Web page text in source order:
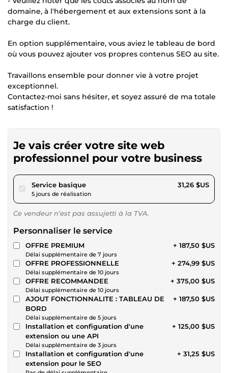
domaine, à l'hébergement et aux extensions sont à la
charge du client.
En option supplémentaire, vous aviez le tableau de bord
où vous pouvez ajouter vos propres contenus SEO au site.
Travaillons ensemble pour donner vie à votre projet
exceptionnel.
Contactez-moi sans hésiter, et soyez assuré de ma totale
satisfaction !
Je vais créer votre site web
professionnel pour votre business
Service basiquepour 28,80 $US
5 jours de réalisation
31,26 $US
Ce vendeur n’est pas assujetti à la TVA.
Personnaliser le service
OFFRE PREMIUM
Délai supplémentaire de 7 jours
+ 187,50 $US
OFFRE PROFESSIONNELLE
Délai supplémentaire de 10 jours
+ 274,99 $US
OFFRE RECOMMANDEE
Délai supplémentaire de 10 jours
+ 375,00 $US
AJOUT FONCTIONNALITE : TABLEAU DE
BORD
Délai supplémentaire de 5 jours
+ 187,50 $US
Installation et configuration d'une
extension ou une API
Délai supplémentaire de 3 jours
+ 125,00 $US
Installation et configuration d'une
extension pour le SEO
+ 31,25 $US